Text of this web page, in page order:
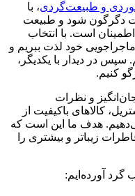
و طبیعت‌گردی، با
دگرگون شود و طبیعت
است. با انتخاب
خود لذت ببریم و
سپس در دیدار با یکدیگر،
کنیم.
و نظرات
کالاهای باکیفیت از
هدف ما این است که
زیباتر و بیشتری را
آورده‌ایم: